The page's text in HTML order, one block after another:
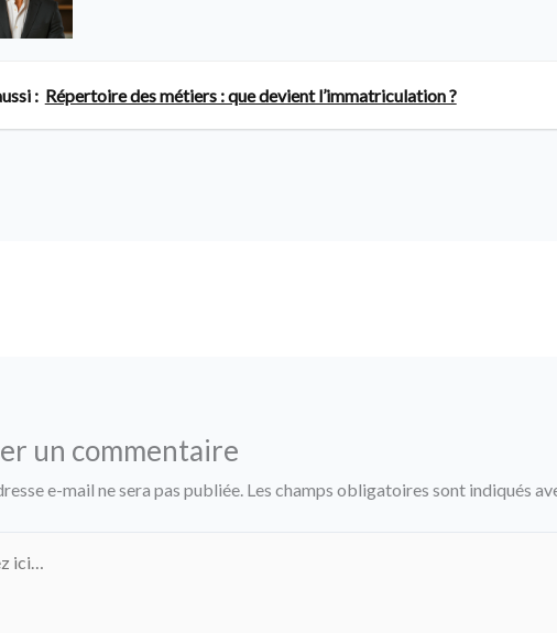
: Répertoire des métiers : que devient l’immatriculation ?
un commentaire
e-mail ne sera pas publiée. Les champs obligatoires sont indiqués